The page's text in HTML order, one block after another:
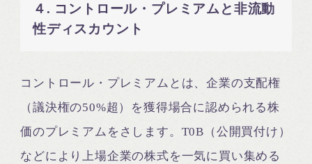
４. コントロール・プレミアムと非流動
性ディスカウント
コントロール・プレミアムとは、企業の支配権
（議決権の50%超）を獲得場合に認められる株
価のプレミアムをさします。T0B（公開買付け）
などにより上場企業の株式を一気に買い集める